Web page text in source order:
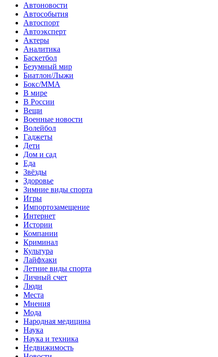
Автоновости
Автособытия
Автоспорт
Автоэксперт
Актеры
Аналитика
Баскетбол
Безумный мир
Биатлон/Лыжи
Бокс/MMA
В мире
В России
Вещи
Военные новости
Волейбол
Гаджеты
Дети
Дом и сад
Еда
Звёзды
Здоровье
Зимние виды спорта
Игры
Импортозамещение
Интернет
Истории
Компании
Криминал
Культура
Лайфхаки
Летние виды спорта
Личный счет
Люди
Места
Мнения
Мода
Народная медицина
Наука
Наука и техника
Недвижимость